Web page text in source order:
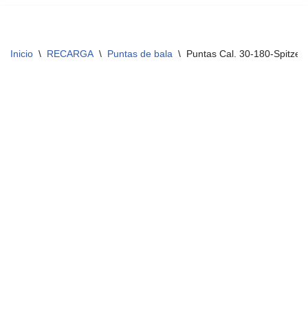
Inicio \ RECARGA \ Puntas de bala \ Puntas Cal. 30-180-